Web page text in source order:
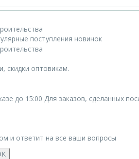
поступления новинок
скидки оптовикам.
до 15:00 Для заказов, сделанных
и ответит на все ваши вопросы